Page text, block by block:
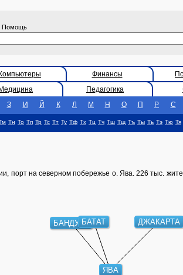
Помощь
Компьютеры Финансы
Медицина Педагогика
З И Й К Л М Н О П Р С
Тн То Тп Тр Тс Тт Ту Тф Тх Тц Тч Тш Тщ Тъ Ты Ть Тэ Тю Тя
порт на северном побережье о. Ява. 226 тыс.
ЯВА
БАНДУНГ ДЖАКАРТА
БАТАТ